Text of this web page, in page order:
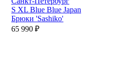
S XL Blue Blue Japan
Брюки 'Sashiko'
65 990 ₽